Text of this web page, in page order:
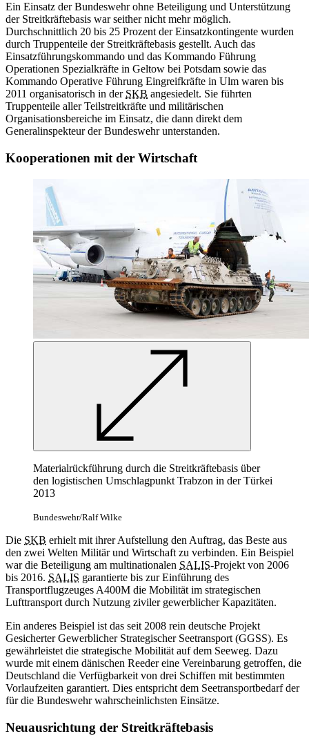
Ein Einsatz der Bundeswehr ohne Beteiligung und Unterstützung
der Streitkräftebasis war seither nicht mehr möglich.
Durchschnittlich 20 bis 25 Prozent der Einsatzkontingente wurden
durch Truppenteile der Streitkräftebasis gestellt. Auch das
Einsatzführungskommando und das Kommando Führung
Operationen Spezialkräfte in Geltow bei Potsdam sowie das
Kommando Operative Führung Eingreifkräfte in Ulm waren bis
2011 organisatorisch in der SKB angesiedelt. Sie führten
Truppenteile aller Teilstreitkräfte und militärischen
Organisationsbereiche im Einsatz, die dann direkt dem
Generalinspekteur der Bundeswehr unterstanden.
Kooperationen mit der Wirtschaft
Materialrückführung durch die Streitkräftebasis über
den logistischen Umschlagpunkt Trabzon in der Türkei
2013
Bundeswehr/Ralf Wilke
Die SKB erhielt mit ihrer Aufstellung den Auftrag, das Beste aus
den zwei Welten Militär und Wirtschaft zu verbinden. Ein Beispiel
war die Beteiligung am multinationalen SALIS-Projekt von 2006
bis 2016. SALIS garantierte bis zur Einführung des
Transportflugzeuges A400M die Mobilität im strategischen
Lufttransport durch Nutzung ziviler gewerblicher Kapazitäten.
Ein anderes Beispiel ist das seit 2008 rein deutsche Projekt
Gesicherter Gewerblicher Strategischer Seetransport (GGSS). Es
gewährleistet die strategische Mobilität auf dem Seeweg. Dazu
wurde mit einem dänischen Reeder eine Vereinbarung getroffen, die
Deutschland die Verfügbarkeit von drei Schiffen mit bestimmten
Vorlaufzeiten garantiert. Dies entspricht dem Seetransportbedarf der
für die Bundeswehr wahrscheinlichsten Einsätze.
Neuausrichtung der Streitkräftebasis